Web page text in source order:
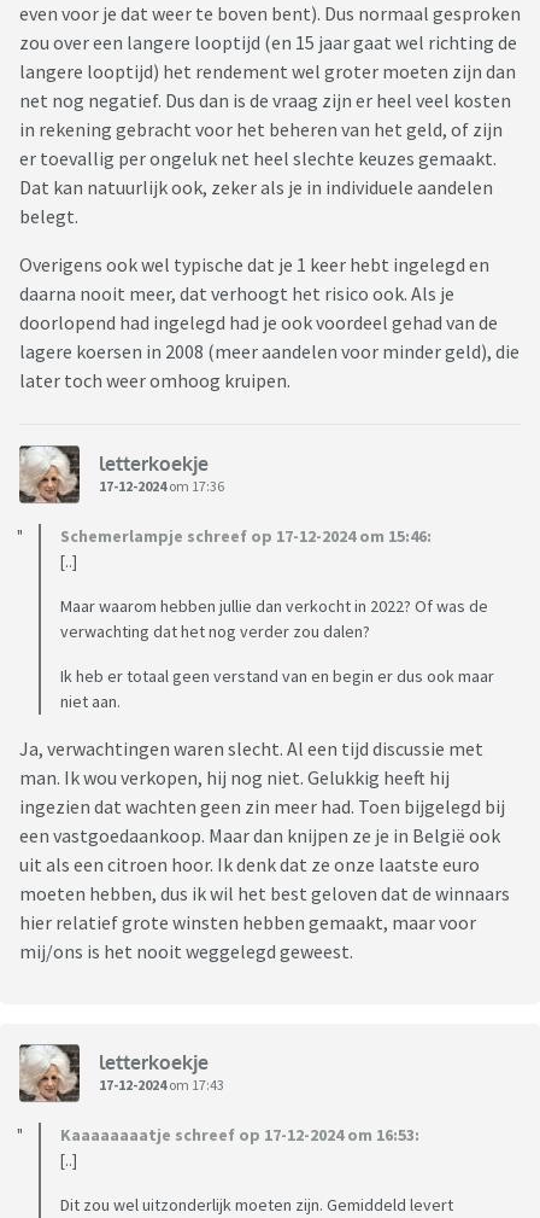
even voor je dat weer te boven bent). Dus normaal gesproken
zou over een langere looptijd (en 15 jaar gaat wel richting de
langere looptijd) het rendement wel groter moeten zijn dan
net nog negatief. Dus dan is de vraag zijn er heel veel kosten
in rekening gebracht voor het beheren van het geld, of zijn
er toevallig per ongeluk net heel slechte keuzes gemaakt.
Dat kan natuurlijk ook, zeker als je in individuele aandelen
belegt.
Overigens ook wel typische dat je 1 keer hebt ingelegd en
daarna nooit meer, dat verhoogt het risico ook. Als je
doorlopend had ingelegd had je ook voordeel gehad van de
lagere koersen in 2008 (meer aandelen voor minder geld), die
later toch weer omhoog kruipen.
letterkoekje
17-12-2024om 17:36
Schemerlampje schreef op 17-12-2024 om 15:46:
[..]
Maar waarom hebben jullie dan verkocht in 2022? Of was de
verwachting dat het nog verder zou dalen?
Ik heb er totaal geen verstand van en begin er dus ook maar
niet aan.
Ja, verwachtingen waren slecht. Al een tijd discussie met
man. Ik wou verkopen, hij nog niet. Gelukkig heeft hij
ingezien dat wachten geen zin meer had. Toen bijgelegd bij
een vastgoedaankoop. Maar dan knijpen ze je in België ook
uit als een citroen hoor. Ik denk dat ze onze laatste euro
moeten hebben, dus ik wil het best geloven dat de winnaars
hier relatief grote winsten hebben gemaakt, maar voor
mij/ons is het nooit weggelegd geweest.
letterkoekje
17-12-2024om 17:43
Kaaaaaaaatje schreef op 17-12-2024 om 16:53:
[..]
Dit zou wel uitzonderlijk moeten zijn. Gemiddeld levert